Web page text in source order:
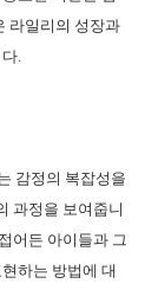
라일리의 성장과
.
감정의 복잡성을
과정을 보여줍니
어든 아이들과 그
하는 방법에 대